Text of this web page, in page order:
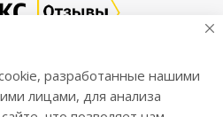
— Интернет-магазин
разработанные нашими
лицами, для анализа